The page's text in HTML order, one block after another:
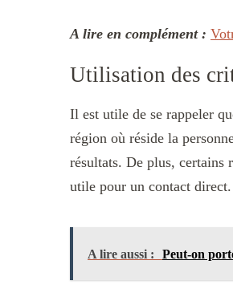
A lire en complément :
Utilisation des
Il est utile de se rappeler
région où réside la
résultats. De plus, certains
utile pour un contact direct.
A lire aussi : Peut-on